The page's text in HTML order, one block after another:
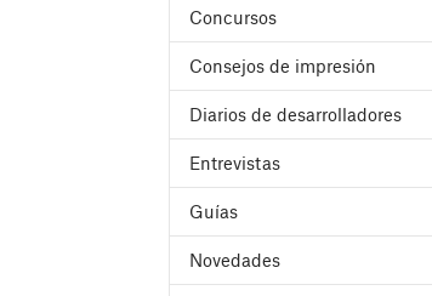
Concursos
Consejos de impresión
Diarios de desarrolladores
Entrevistas
Guías
Novedades